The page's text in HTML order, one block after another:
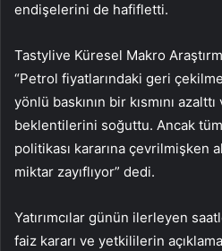
endişelerini de hafifletti.
Tastylive Küresel Makro
“Petrol fiyatlarındaki geri
yönlü baskının bir kısmını azalttı
beklentilerini soğuttu. Ancak
politikası kararına çevrilmişken
miktar zayıflıyor” dedi.
Yatırımcılar günün ilerleyen
faiz kararı ve yetkililerin